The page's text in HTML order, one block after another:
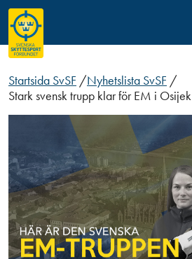
Startsida SvSF /Nyhetslista SvSF /
Stark svensk trupp klar för EM i Osijek